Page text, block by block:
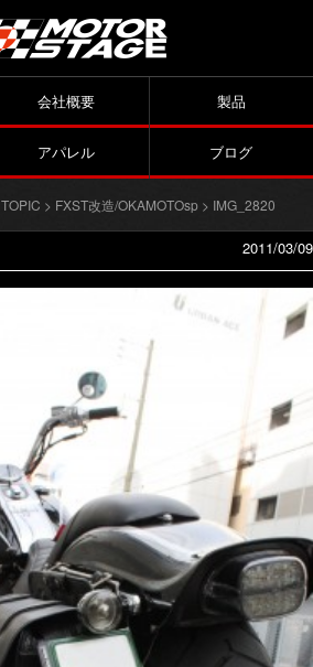
会社概要 製品
アパレル ブログ
TOPIC > FXST改造/OKAMOTOsp > IMG_2820
2011/03/09